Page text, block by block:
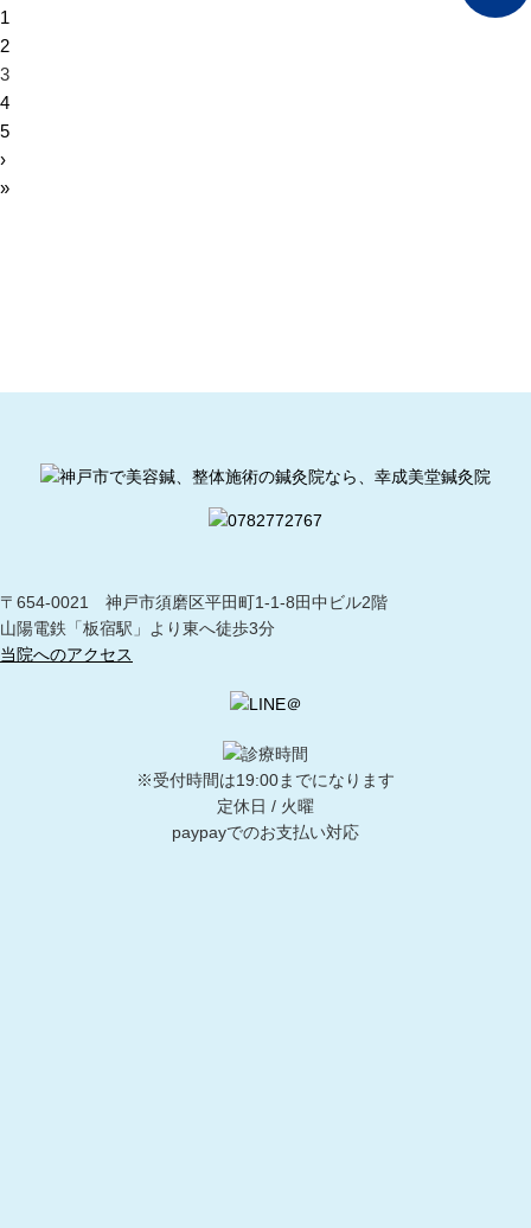
1
2
3
4
5
›
»
〒654-0021 神戸市須磨区平田町1-1-8田中ビル2階
山陽電鉄「板宿駅」より東へ徒歩3分
当院へのアクセス
※受付時間は19:00までになります
定休日 / 火曜
paypayでのお支払い対応